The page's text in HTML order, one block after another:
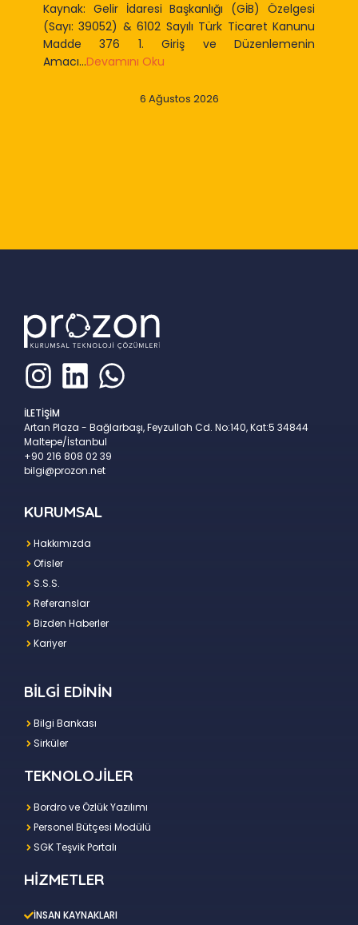
Kaynak: Gelir İdaresi Başkanlığı (GİB) Özelgesi
(Sayı: 39052) & 6102 Sayılı Türk Ticaret Kanunu
Madde 376 1. Giriş ve Düzenlemenin
Amacı...Devamını Oku
6 Ağustos 2026
İLETİŞİM
Artan Plaza - Bağlarbaşı, Feyzullah Cd. No:140, Kat:5 34844
Maltepe/İstanbul
+90 216 808 02 39
bilgi@prozon.net
KURUMSAL
Hakkımızda
Ofisler
S.S.S.
Referanslar
Bizden Haberler
Kariyer
BİLGİ EDİNİN
Bilgi Bankası
Sirküler
TEKNOLOJİLER
Bordro ve Özlük Yazılımı
Personel Bütçesi Modülü
SGK Teşvik Portalı
HİZMETLER
İNSAN KAYNAKLARI